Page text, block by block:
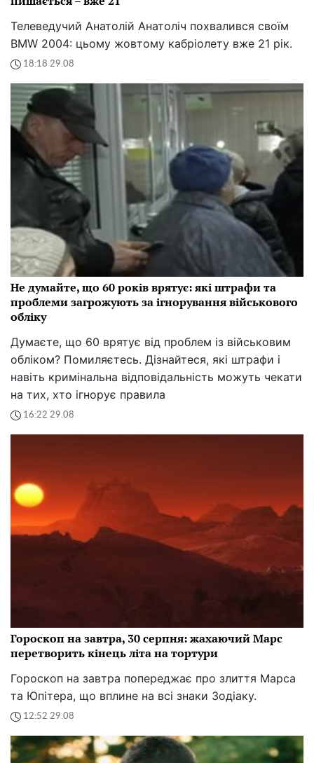
Телеведучий Анатолій Анатоліч похвалився своїм
BMW 2004: цьому жовтому кабріолету вже 21 рік.
18:18 29.08
Не думайте, що 60 років врятує: які штрафи та
проблеми загрожують за ігнорування військового
обліку
Думаєте, що 60 врятує від проблем із військовим
обліком? Помиляєтесь. Дізнайтеся, які штрафи і
навіть кримінальна відповідальність можуть чекати
на тих, хто ігнорує правила
16:22 29.08
Гороскоп на завтра, 30 серпня: жахаючий Марс
перетворить кінець літа на тортури
Гороскоп на завтра попереджає про злиття Марса
та Юпітера, що вплине на всі знаки Зодіаку.
12:52 29.08